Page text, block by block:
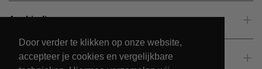
Door verder te klikken op onze website,
accepteer je cookies en vergelijkbare
Aanbiedingen
Klantenservice